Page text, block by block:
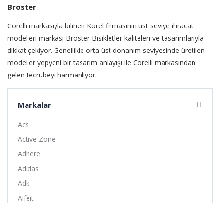
Broster
Corelli markasıyla bilinen Korel firmasının üst seviye ihracat
modelleri markası Broster Bisikletler kaliteleri ve tasarımlarıyla
dikkat çekiyor. Genellikle orta üst donanım seviyesinde üretilen
modeller yepyeni bir tasarım anlayışı ile Corelli markasından
gelen tecrübeyi harmanlıyor.
Markalar
Acs
Active Zone
Adhere
Adidas
Adk
Aifeit